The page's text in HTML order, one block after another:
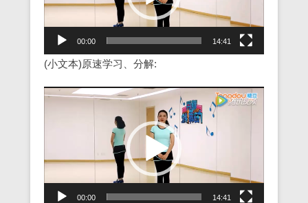
器
00:00 14:41
(小文本)原速学习、分解:
视
器
00:00 14:41